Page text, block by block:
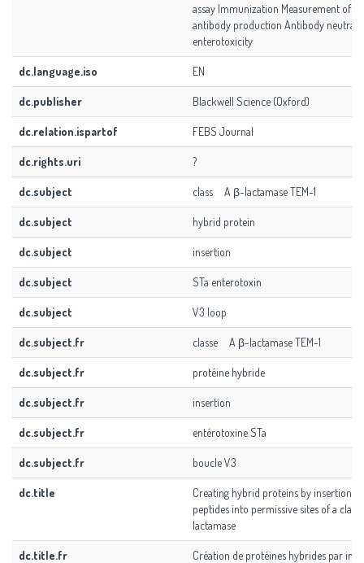
assay Immunization Measurement of
antibody production Antibody
enterotoxicity
dc.language.iso EN
dc.publisher Blackwell Science (Oxford)
dc.relation.ispartof FEBS Journal
dc.rights.uri ?
dc.subject class A β-lactamase TEM-1
dc.subject hybrid protein
dc.subject insertion
dc.subject STa enterotoxin
dc.subject V3 loop
dc.subject.fr classe A β-lactamase TEM-1
dc.subject.fr protéine hybride
dc.subject.fr insertion
dc.subject.fr entérotoxine STa
dc.subject.fr boucle V3
dc.title
Creating hybrid proteins by insertion
peptides into permissive sites of a
lactamase
dc.title.fr
Création de protéines hybrides par